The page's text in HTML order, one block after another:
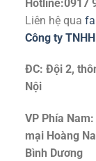
Hotline:0917
Liên hệ qua
Công ty
ĐC: Đội 2,
Nội
VP Phía
mại Hoàng
Bình Dương